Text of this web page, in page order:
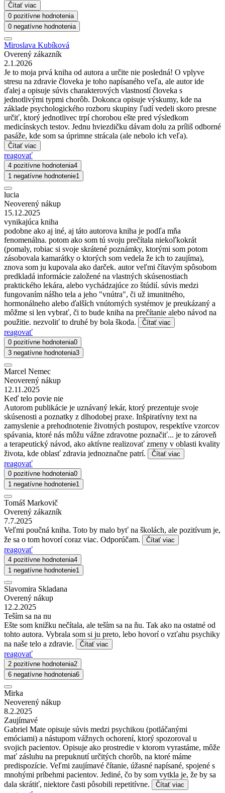
Čítať viac
0 pozitívne hodnotenia
0 negatívne hodnotenia
Miroslava Kubíková
Overený zákazník
2.1.2026
Je to moja prvá kniha od autora a určite nie posledná! O vplyve
stresu na zdravie človeka je toho napísaného veľa, ale autor ide
ďalej a opisuje súvis charakterových vlastností človeka s
jednotlivými typmi chorôb. Dokonca opisuje výskumy, kde na
základe psychologického rozboru skupiny ľudí vedeli skoro presne
určiť, ktorý jednotlivec trpí chorobou ešte pred výsledkom
medicínskych testov. Jednu hviezdičku dávam dolu za príliš odborné
pasáže, kde som sa úprimne strácala (ale nebolo ich veľa).
Čítať viac
reagovať
4 pozitívne hodnotenia4
1 negatívne hodnotenie1
lucia
Neoverený nákup
15.12.2025
vynikajúca kniha
podobne ako aj iné, aj táto autorova kniha je podľa mňa
fenomenálna. potom ako som tú svoju prečítala niekoľkokrát
(pomaly, robiac si svoje skrátené poznámky, ktorými som potom
zásobovala kamarátky o ktorých som vedela že ich to zaujíma),
znova som ju kupovala ako darček. autor veľmi čítavým spôsobom
predkladá informácie založené na vlastných skúsenostiach
praktického lekára, alebo vychádzajúce zo štúdií. súvis medzi
fungovaním nášho tela a jeho "vnútra", či už imunitného,
hormonálneho alebo ďalších vnútorných systémov je preukázaný a
môžme si len vybrať, či to bude kniha na prečítanie alebo návod na
použitie. nezvoliť to druhé by bola škoda.
Čítať viac
reagovať
0 pozitívne hodnotenia0
3 negatívne hodnotenia3
Marcel Nemec
Neoverený nákup
12.11.2025
Keď telo povie nie
Autorom publikácie je uznávaný lekár, ktorý prezentuje svoje
skúsenosti a poznatky z dlhodobej praxe. Inšpiratívny text na
zamyslenie a prehodnotenie životných postupov, respektíve vzorcov
spávania, ktoré nás môžu vážne zdravotne poznačiť... je to zároveň
a terapeutický návod, ako aktívne realizovať zmeny v oblasti kvality
života, kde oblasť zdravia jednoznačne patrí.
Čítať viac
reagovať
0 pozitívne hodnotenia0
1 negatívne hodnotenie1
Tomáš Markovič
Overený zákazník
7.7.2025
Veľmi poučná kniha. Toto by malo byť na školách, ale pozitívum je,
že sa o tom hovorí coraz viac. Odporúčam.
Čítať viac
reagovať
4 pozitívne hodnotenia4
1 negatívne hodnotenie1
Slavomira Skladana
Overený nákup
12.2.2025
Teším sa na nu
Ešte som knižku nečítala, ale teším sa na ňu. Tak ako na ostatné od
tohto autora. Vybrala som si ju preto, lebo hovorí o vzťahu psychiky
na naše telo a zdravie.
Čítať viac
reagovať
2 pozitívne hodnotenia2
6 negatívne hodnotenia6
Mirka
Neoverený nákup
8.2.2025
Zaujímavé
Gabriel Mate opisuje súvis medzi psychikou (potláčanými
emóciami) a nástupom vážnych ochorení, ktorý spozoroval u
svojich pacientov. Opisuje ako prostredie v ktorom vyrastáme, môže
mať zásluhu na prepuknutí určitých chorôb, na ktoré máme
predispozície. Veľmi zaujímavé čítanie, úžasné napísané, spojené s
mnohými príbehmi pacientov. Jediné, čo by som vytkla je, že by sa
dala skrátiť, niektore časti pôsobili repetitívne.
Čítať viac